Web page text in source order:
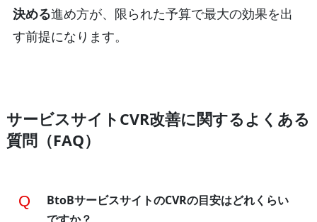
決める進め方が、限られた予算で最大の効果を出
す前提になります。
サービスサイトCVR改善に関するよくある
質問（FAQ）
BtoBサービスサイトのCVRの目安はどれくらい